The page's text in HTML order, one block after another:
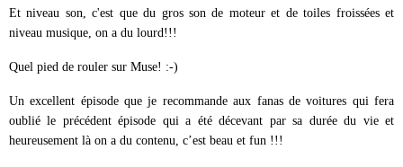
Et niveau son, c'est que du gros son de moteur et de toiles froissées et
niveau musique, on a du lourd!!!
Quel pied de rouler sur Muse! :-)
Un excellent épisode que je recommande aux fanas de voitures qui fera
oublié le précédent épisode qui a été décevant par sa durée du vie et
heureusement là on a du contenu, c’est beau et fun !!!